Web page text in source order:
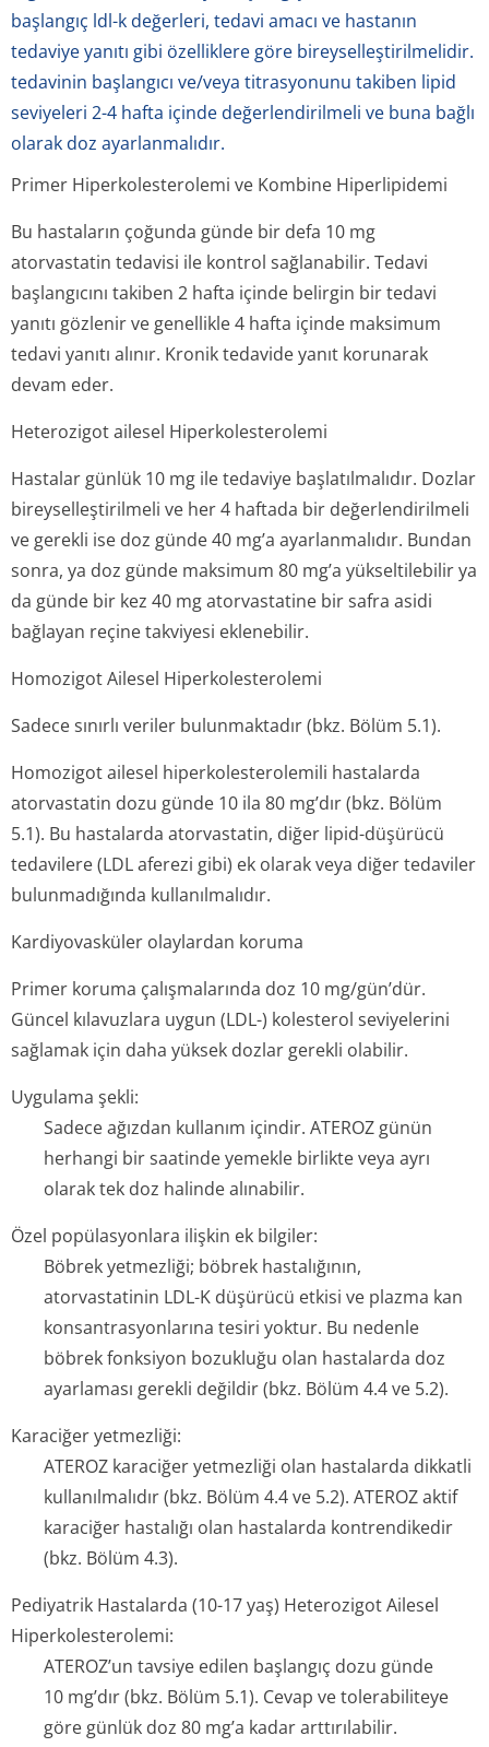
başlangıç ldl-k değerleri, tedavi amacı ve hastanın
tedaviye yanıtı gibi özelliklere göre bireyselleştirilmelidir.
tedavinin başlangıcı ve/veya titrasyonunu takiben lipid
seviyeleri 2-4 hafta içinde değerlendirilmeli ve buna bağlı
olarak doz ayarlanmalıdır.
Primer Hiperkolesterolemi ve Kombine Hiperlipidemi
Bu hastaların çoğunda günde bir defa 10 mg
atorvastatin tedavisi ile kontrol sağlanabilir. Tedavi
başlangıcını takiben 2 hafta içinde belirgin bir tedavi
yanıtı gözlenir ve genellikle 4 hafta içinde maksimum
tedavi yanıtı alınır. Kronik tedavide yanıt korunarak
devam eder.
Heterozigot ailesel Hiperkolesterolemi
Hastalar günlük 10 mg ile tedaviye başlatılmalıdır. Dozlar
bireyselleşti­rilmeli ve her 4 haftada bir değerlendirilmeli
ve gerekli ise doz günde 40 mg’a ayarlanmalıdır. Bundan
sonra, ya doz günde maksimum 80 mg’a yükseltilebilir ya
da günde bir kez 40 mg atorvastatine bir safra asidi
bağlayan reçine takviyesi eklenebilir.
Homozigot Ailesel Hiperkolesterolemi
Sadece sınırlı veriler bulunmaktadır (bkz. Bölüm 5.1).
Homozigot ailesel hiperkolestero­lemili hastalarda
atorvastatin dozu günde 10 ila 80 mg’dır (bkz. Bölüm
5.1). Bu hastalarda atorvastatin, diğer lipid-düşürücü
tedavilere (LDL aferezi gibi) ek olarak veya diğer tedaviler
bulunmadığında kullanılmalıdır.
Kardiyovasküler olaylardan koruma
Primer koruma çalışmalarında doz 10 mg/gün’dür.
Güncel kılavuzlara uygun (LDL-) kolesterol seviyelerini
sağlamak için daha yüksek dozlar gerekli olabilir.
Uygulama şekli:
Sadece ağızdan kullanım içindir. ATEROZ günün
herhangi bir saatinde yemekle birlikte veya ayrı
olarak tek doz halinde alınabilir.
Özel popülasyonlara ilişkin ek bilgiler:
Böbrek yetmezliği; böbrek hastalığının,
atorvastatinin LDL-K düşürücü etkisi ve plazma kan
konsantrasyonlarına tesiri yoktur. Bu nedenle
böbrek fonksiyon bozukluğu olan hastalarda doz
ayarlaması gerekli değildir (bkz. Bölüm 4.4 ve 5.2).
Karaciğer yetmezliği:
ATEROZ karaciğer yetmezliği olan hastalarda dikkatli
kullanılmalıdır (bkz. Bölüm 4.4 ve 5.2). ATEROZ aktif
karaciğer hastalığı olan hastalarda kontrendikedir
(bkz. Bölüm 4.3).
Pediyatrik Hastalarda (10-17 yaş) Heterozigot Ailesel
Hiperkolesterolemi:
ATEROZ’un tavsiye edilen başlangıç dozu günde
10 mg’dır (bkz. Bölüm 5.1). Cevap ve tolerabiliteye
göre günlük doz 80 mg’a kadar arttırılabilir.